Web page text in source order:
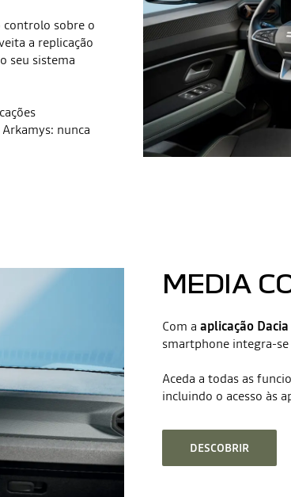
controlo sobre o
a replicação
seu sistema
nunca
MEDIA
Com a aplicação
smartphone integra-
Aceda a todas as
incluindo o acesso às
DESCOBRIR